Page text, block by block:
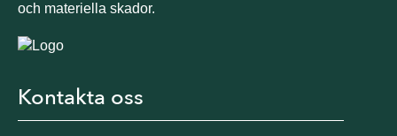
Kontakta oss
och materiella skador.